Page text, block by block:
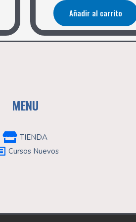
Añadir al carrito
MENU
TIENDA
Cursos Nuevos